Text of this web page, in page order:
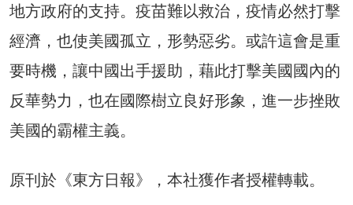
地方政府的支持。疫苗難以救治，疫情必然打擊
經濟，也使美國孤立，形勢惡劣。或許這會是重
要時機，讓中國出手援助，藉此打擊美國國內的
反華勢力，也在國際樹立良好形象，進一步挫敗
美國的霸權主義。
原刊於《東方日報》，本社獲作者授權轉載。